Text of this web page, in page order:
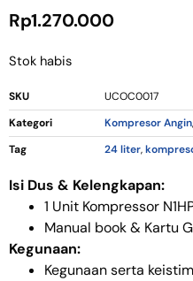
Rp1.270.000
Stok habis
SKU
UCOC0017
Kategori
Kompresor Angin,
Tag
24 liter,
Isi Dus & Kelengkapan:
1 Unit Kompressor
Manual book & Kartu
Kegunaan:
Kegunaan serta